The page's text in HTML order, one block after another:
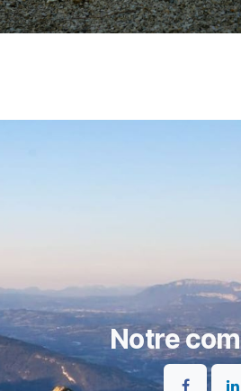
Notre